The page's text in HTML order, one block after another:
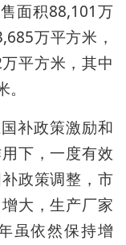
面积88,101万
万平方米，
平方米，其中
补政策激励和
下，一度有效
政策调整，市
大，生产厂家
虽依然保持增